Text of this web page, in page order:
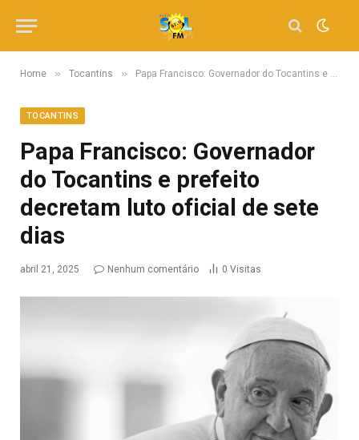
Home » Tocantins » Papa Francisco: Governador do Tocantins e prefeito decretam luto oficial de sete dias
TOCANTINS
Papa Francisco: Governador
do Tocantins e prefeito
decretam luto oficial de sete
dias
abril 21, 2025 Nenhum comentário 0 Visitas